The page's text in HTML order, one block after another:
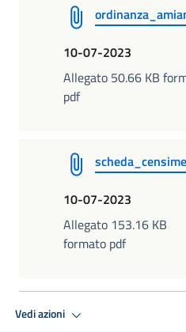
10-07-2023
Allegato 50.66 KB
pdf
10-07-2023
Allegato 153.16 KB
formato pdf
Vedi azioni